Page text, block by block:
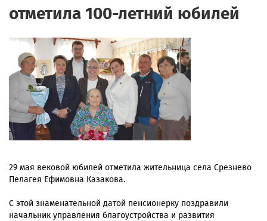
отметила 100-летний юбилей
29 мая вековой юбилей отметила жительница села Срезнево
Пелагея Ефимовна Казакова.
С этой знаменательной датой пенсионерку поздравили
начальник управления благоустройства и развития